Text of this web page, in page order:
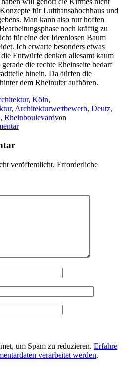
für Lufthansahochhaus und
Man kann also nur hoffen
noch kräftig zu
für eine der Ideenlosen Baum
Ich erwarte besonders etwas
Entwürfe denken allesamt kaum
die rechte Rheinseite bedarf
hinein. Da dürfen die
dem Rheinufer aufhören.
, Köln,
, Architekturwettbewerb, Deutz,
, Rheinboulevardvon
veröffentlicht. Erforderliche
um Spam zu reduzieren. Erfahre
verarbeitet werden.